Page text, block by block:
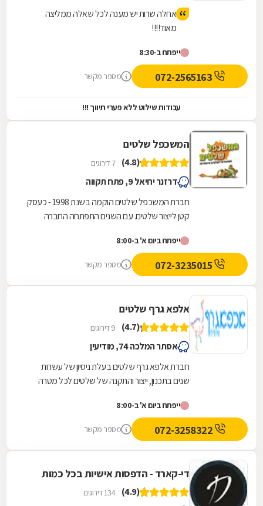
אחלה שרות יש מענה לכל שאלה ממליצה
מאוד!!!!
ייפתח ב-8:30
מספר מקשר
עבודות שילוט ללא פערי תיווך !!!
המשכפל שלטים
(4.8) 7 דירוגים
דרזנר יחיאל 9, פתח תקווה
חברת המשכפל שלטים הוקמה בשנת 1998 - כעסק
קטן לייצור שלטים. עם השנים התפתחה החברה
שילוט...
ייפתח ביום א' ב-8:00
מספר מקשר
אלפא גרף שלטים
(4.7) 9 דירוגים
אסתר המלכה 74, מודיעין
חברת אלפא גרף שלטים בעלת ניסיון של עשרות
שנים בתכנון, ייצור והתקנה של שלטים לכל מטרה
מתמחה בייצור מגוון...
ייפתח ביום א' ב-8:00
מספר מקשר
די-קארד - הדפסות אישיות בכל כמות
(4.9) 134 דירוגים